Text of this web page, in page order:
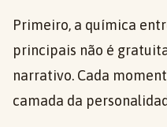
Primeiro, a química
principais não é
narrativo. Cada
camada da